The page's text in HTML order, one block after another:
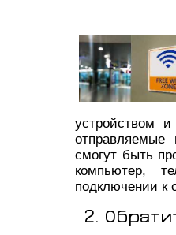
устройством
смогут быть
компьютер,
подключении к
2.